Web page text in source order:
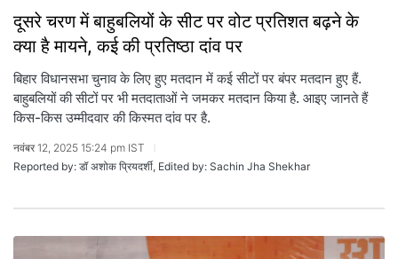
दूसरे चरण में बाहुबलियों के सीट पर वोट प्रतिशत बढ़ने के
क्या है मायने, कई की प्रतिष्ठा दांव पर
बिहार विधानसभा चुनाव के लिए हुए मतदान में कई सीटों पर बंपर मतदान हुए हैं.
बाहुबलियों की सीटों पर भी मतदाताओं ने जमकर मतदान किया है. आइए जानते हैं
किस-किस उम्मीदवार की किस्मत दांव पर है.
नवंबर 12, 2025 15:24 pm IST
Reported by: डॉ अशोक प्रियदर्शी, Edited by: Sachin Jha Shekhar